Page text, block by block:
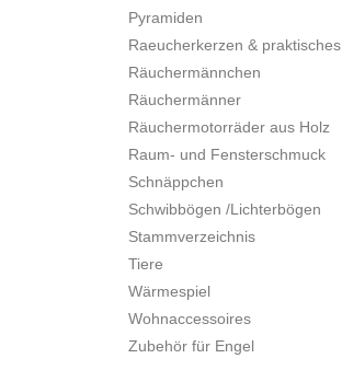
Pyramiden
Raeucherkerzen & praktisches
Räuchermännchen
Räuchermänner
Räuchermotorräder aus Holz
Raum- und Fensterschmuck
Schnäppchen
Schwibbögen /Lichterbögen
Stammverzeichnis
Tiere
Wärmespiel
Wohnaccessoires
Zubehör für Engel